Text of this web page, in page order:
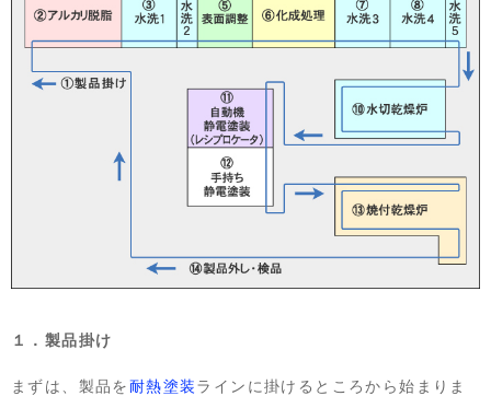
１．製品掛け
まずは、製品を耐熱塗装ラインに掛けるところから始まりま